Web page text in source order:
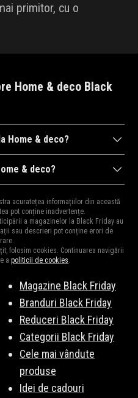
primitor, cu o
Home & deco Black
Home & deco?
magazinele
vor fi cele mai mari reduceri
a cumpăra cadourile de
nașterepentru cei dragi.
& deco?
bogată în reduceri.
la Home & deco sunt:Dyson,
Laguna
altele. Vezi lista completă
acuratețea informațiilor din această
pot conține inadvertențe.
a magazinelor la Black Friday au
sau descrieri pot conține erori de
folosim cookies. Continuarea navigării
a politicii de cookies.
Magazine Black Friday
Branduri Black Friday
Reduceri Black Friday
Categorii Black Friday
Cele mai vândute
produse
Idei de cadouri